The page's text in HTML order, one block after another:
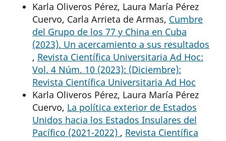
Karla Oliveros Pérez, Laura María Pérez
Cuervo, Carla Arrieta de Armas, Cumbre
del Grupo de los 77 y China en Cuba
(2023). Un acercamiento a sus resultados
, Revista Científica Universitaria Ad Hoc:
Vol. 4 Núm. 10 (2023): (Diciembre):
Revista Científica Universitaria Ad Hoc
Karla Oliveros Pérez, Laura María Pérez
Cuervo, La política exterior de Estados
Unidos hacia los Estados Insulares del
Pacífico (2021-2022) , Revista Científica